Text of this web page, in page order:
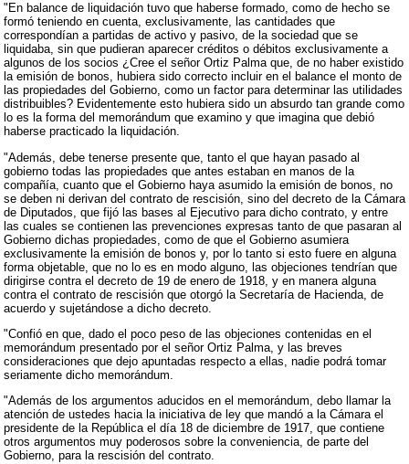
"En balance de liquidación tuvo que haberse formado, como de hecho se
formó teniendo en cuenta, exclusivamente, las cantidades que
correspondían a partidas de activo y pasivo, de la sociedad que se
liquidaba, sin que pudieran aparecer créditos o débitos exclusivamente a
algunos de los socios ¿Cree el señor Ortiz Palma que, de no haber existido
la emisión de bonos, hubiera sido correcto incluir en el balance el monto de
las propiedades del Gobierno, como un factor para determinar las utilidades
distribuibles? Evidentemente esto hubiera sido un absurdo tan grande como
lo es la forma del memorándum que examino y que imagina que debió
haberse practicado la liquidación.
"Además, debe tenerse presente que, tanto el que hayan pasado al
gobierno todas las propiedades que antes estaban en manos de la
compañía, cuanto que el Gobierno haya asumido la emisión de bonos, no
se deben ni derivan del contrato de rescisión, sino del decreto de la Cámara
de Diputados, que fijó las bases al Ejecutivo para dicho contrato, y entre
las cuales se contienen las prevenciones expresas tanto de que pasaran al
Gobierno dichas propiedades, como de que el Gobierno asumiera
exclusivamente la emisión de bonos y, por lo tanto si esto fuere en alguna
forma objetable, que no lo es en modo alguno, las objeciones tendrían que
dirigirse contra el decreto de 19 de enero de 1918, y en manera alguna
contra el contrato de rescisión que otorgó la Secretaría de Hacienda, de
acuerdo y sujetándose a dicho decreto.
"Confió en que, dado el poco peso de las objeciones contenidas en el
memorándum presentado por el señor Ortiz Palma, y las breves
consideraciones que dejo apuntadas respecto a ellas, nadie podrá tomar
seriamente dicho memorándum.
"Además de los argumentos aducidos en el memorándum, debo llamar la
atención de ustedes hacia la iniciativa de ley que mandó a la Cámara el
presidente de la República el día 18 de diciembre de 1917, que contiene
otros argumentos muy poderosos sobre la conveniencia, de parte del
Gobierno, para la rescisión del contrato.